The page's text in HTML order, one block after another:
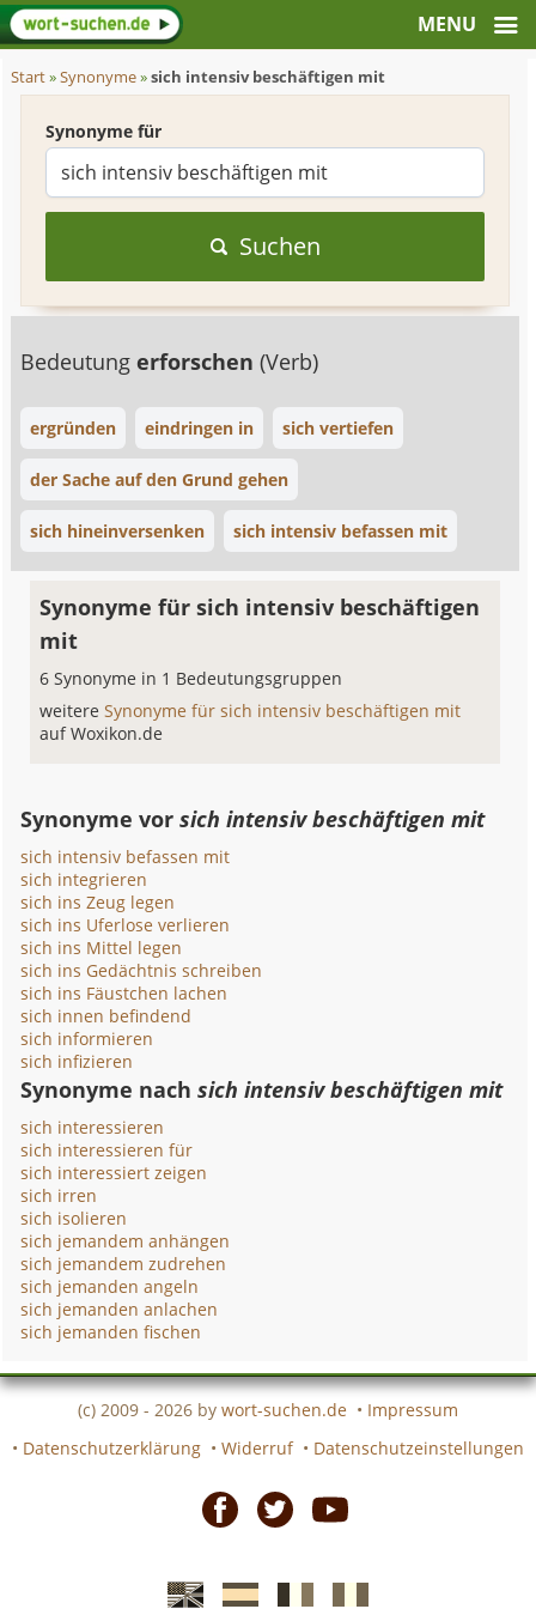
Start»Synonyme»sich intensiv beschäftigen mit
Synonyme für
Suchen
Bedeutungerforschen(Verb)
ergründen eindringen in sich vertiefen
der Sache auf den Grund gehen
sich hineinversenken sich intensiv befassen mit
Synonyme für sich intensiv beschäftigen
mit
6 Synonyme in 1 Bedeutungsgruppen
weitereSynonyme für sich intensiv beschäftigen mit
auf Woxikon.de
Synonyme vorsich intensiv beschäftigen mit
sich intensiv befassen mit
sich integrieren
sich ins Zeug legen
sich ins Uferlose verlieren
sich ins Mittel legen
sich ins Gedächtnis schreiben
sich ins Fäustchen lachen
sich innen befindend
sich informieren
sich infizieren
Synonyme nachsich intensiv beschäftigen mit
sich interessieren
sich interessieren für
sich interessiert zeigen
sich irren
sich isolieren
sich jemandem anhängen
sich jemandem zudrehen
sich jemanden angeln
sich jemanden anlachen
sich jemanden fischen
(c) 2009 - 2026 by wort-suchen.de • Impressum
• Datenschutzerklärung • Widerruf • Datenschutzeinstellungen